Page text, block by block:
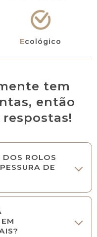
Ecológico
tem
então
DOS ROLOS
DE